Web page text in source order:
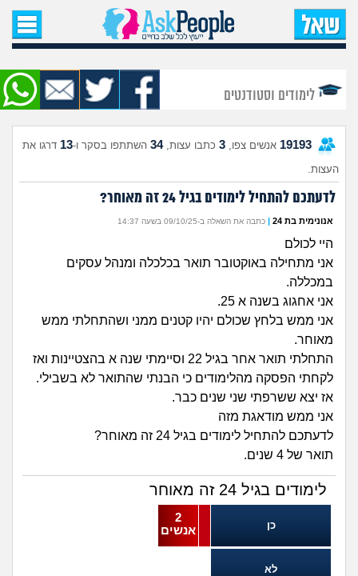
עמוד הבית
שאל שאלה
שאלות חדשות
שאלות שעוררו עניין
עצות חדשות
מדורים
זוגיות
הורות ומשפחה
מתבגרים
חיפוש שאלות
לימודים וסטודנטים
19193 אנשים צפו, 3 כתבו עצות,34 השתתפו בסקר ו-13 דרגו את
העצות.
לדעתכם להתחיל לימודים בגיל 24 זה מאוחר?
אנונימית בת 24 | כתבה את השאלה ב-09/10/25 בשעה 14:37
היי לכולם
אני מתחילה באוקטובר תואר בכלכלה ומנהל עסקים
במכללה.
אני אחגוג בשנה א 25.
אני ממש בלחץ שכולם יהיו קטנים ממני ושהתחלתי ממש
מאוחר.
התחלתי תואר אחר בגיל 22 וסיימתי שנה א בהצטיינות ואז
לקחתי הפסקה מהלימודים כי הבנתי שהתואר לא בשבילי.
אז יצא ששרפתי שני שנים כבר.
אני ממש מודאגת מזה
לדעתכם להתחיל לימודים בגיל 24 זה מאוחר?
תואר של 4 שנים.
לימודים בגיל 24 זה מאוחר
כן
2
אנשים
לא